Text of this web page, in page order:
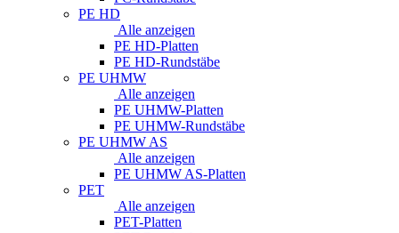
PE HD
Alle anzeigen
PE HD-Platten
PE HD-Rundstäbe
PE UHMW
Alle anzeigen
PE UHMW-Platten
PE UHMW-Rundstäbe
PE UHMW AS
Alle anzeigen
PE UHMW AS-Platten
PET
Alle anzeigen
PET-Platten